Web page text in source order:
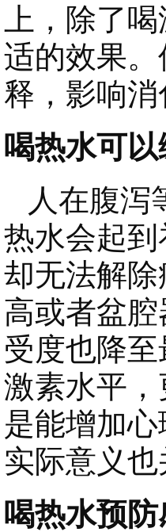
上，除了
适的效果
释，影响消
喝热水可以
人在腹泻
热水会起
却无法解
高或者盆
受度也降
激素水平
是能增加
实际意义也
喝热水预防